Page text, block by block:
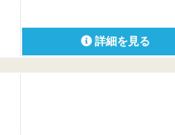
詳細を見る